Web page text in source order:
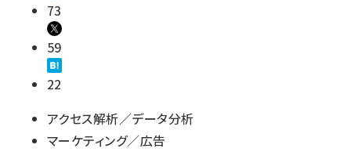
73
59
22
アクセス解析／データ分析
マーケティング／広告